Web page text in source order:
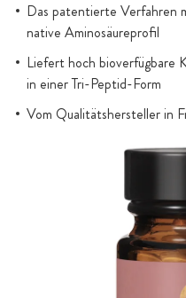
Das patentierte Verfahren
native Aminosäureprofil
Liefert hoch bioverfügbare
in einer Tri-Peptid-Form
Vom Qualitätshersteller in